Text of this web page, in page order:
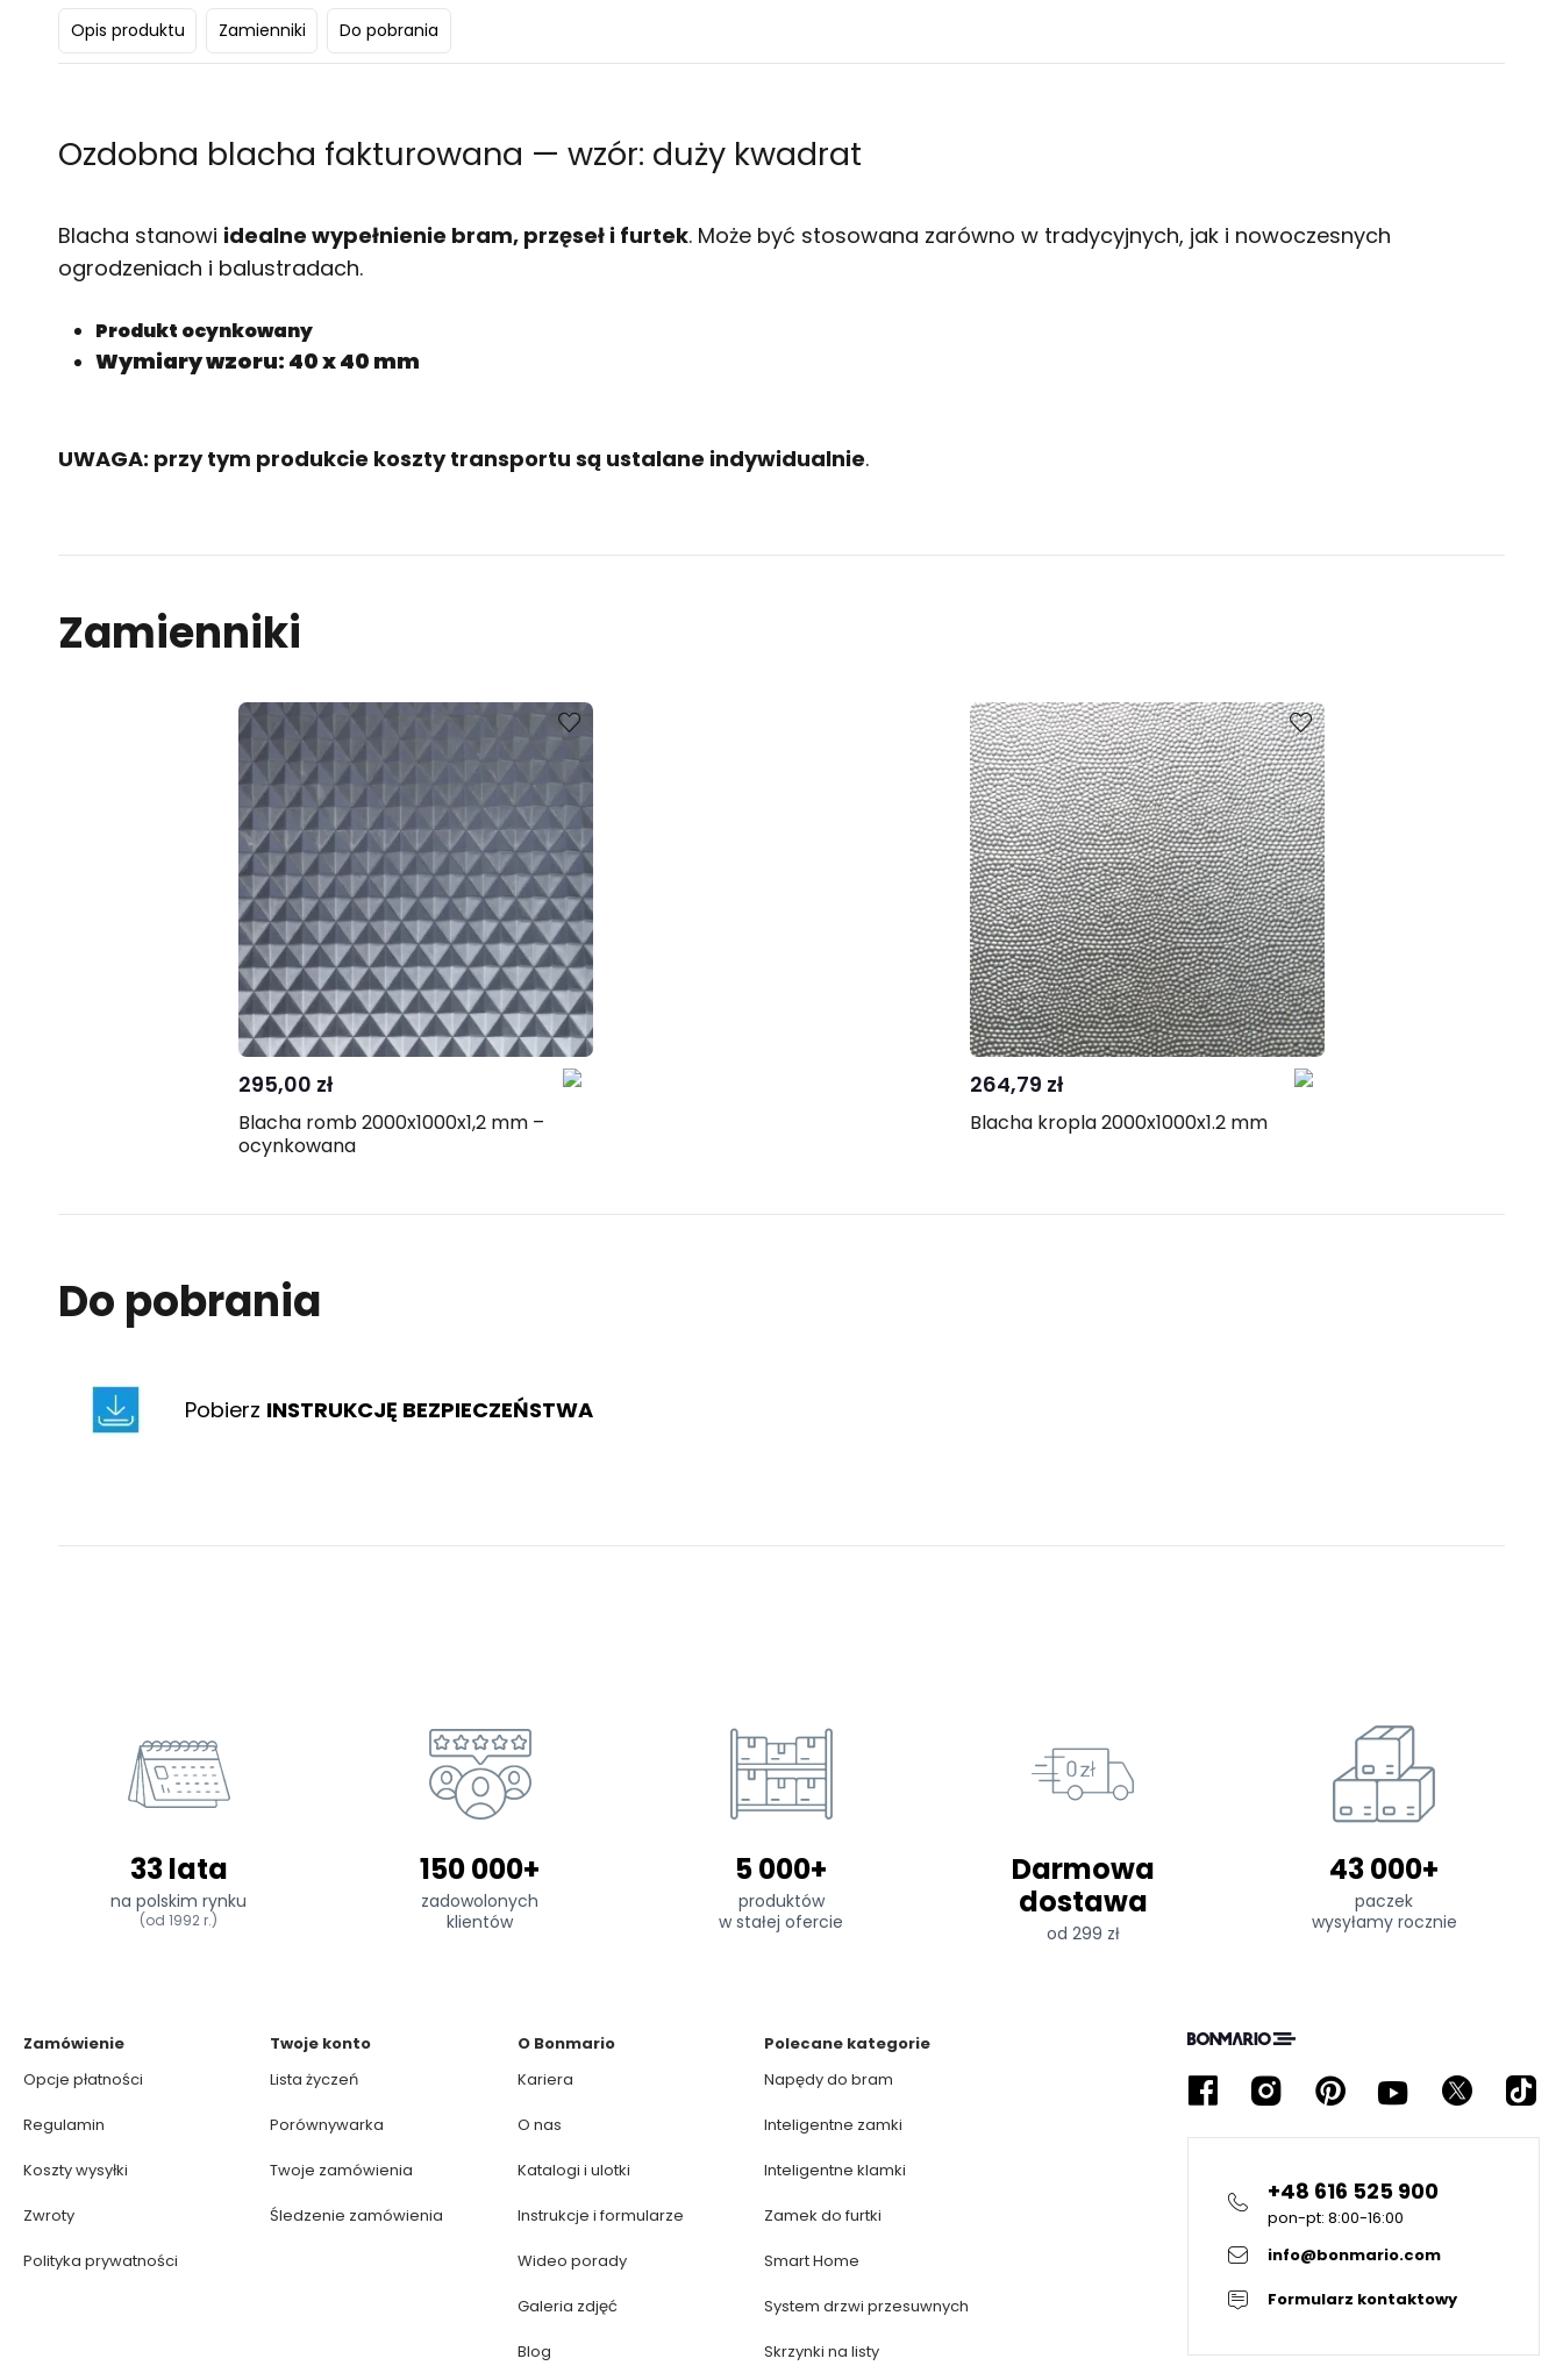
Opis produktu Zamienniki Do pobrania
Ozdobna blacha fakturowana — wzór: duży kwadrat
Blacha stanowi idealne wypełnienie bram, przęseł i furtek. Może być stosowana zarówno w tradycyjnych, jak i nowoczesnych
ogrodzeniach i balustradach.
Produkt ocynkowany
Wymiary wzoru: 40 x 40 mm
UWAGA: przy tym produkcie koszty transportu są ustalane indywidualnie.
Zamienniki
Skontaktuj
się z nami
Porównaj
295,00 zł
Blacha romb 2000x1000x1,2 mm –
ocynkowana
Skontaktuj
się z nami
Porównaj
264,79 zł
Blacha kropla 2000x1000x1.2 mm
Do pobrania
Pobierz INSTRUKCJĘ BEZPIECZEŃSTWA
33 lata
na polskim rynku
(od 1992 r.)
150 000+
zadowolonych
klientów
5 000+
produktów
w stałej ofercie
Darmowa
dostawa
od 299 zł
43 000+
paczek
wysyłamy rocznie
+48 616 525 900
pon-pt: 8:00-16:00
info@bonmario.com
Formularz kontaktowy
Zamówienie
Opcje płatności
Regulamin
Koszty wysyłki
Zwroty
Polityka prywatności
Twoje konto
Lista życzeń
Porównywarka
Twoje zamówienia
Śledzenie zamówienia
O Bonmario
Kariera
O nas
Katalogi i ulotki
Instrukcje i formularze
Wideo porady
Galeria zdjęć
Blog
Polecane kategorie
Napędy do bram
Inteligentne zamki
Inteligentne klamki
Zamek do furtki
Smart Home
System drzwi przesuwnych
Skrzynki na listy